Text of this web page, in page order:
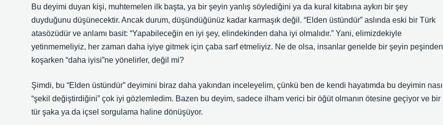
Bu deyimi duyan kişi, muhtemelen ilk başta, ya bir şeyin yanlış söylediğini ya da kural kitabına aykırı bir şey
duyduğunu düşünecektir. Ancak durum, düşündüğünüz kadar karmaşık değil. “Elden üstündür” aslında eski bir Türk
atasözüdür ve anlamı basit: “Yapabileceğin en iyi şey, elindekinden daha iyi olmalıdır.” Yani, elimizdekiyle
yetinmemeliyiz, her zaman daha iyiye gitmek için çaba sarf etmeliyiz. Ne de olsa, insanlar genelde bir şeyin peşinden
koşarken “daha iyisi”ne yönelirler, değil mi?
Şimdi, bu “Elden üstündür” deyimini biraz daha yakından inceleyelim, çünkü ben de kendi hayatımda bu deyimin nasıl
“şekil değiştirdiğini” çok iyi gözlemledim. Bazen bu deyim, sadece ilham verici bir öğüt olmanın ötesine geçiyor ve bir
tür şaka ya da içsel sorgulama haline dönüşüyor.